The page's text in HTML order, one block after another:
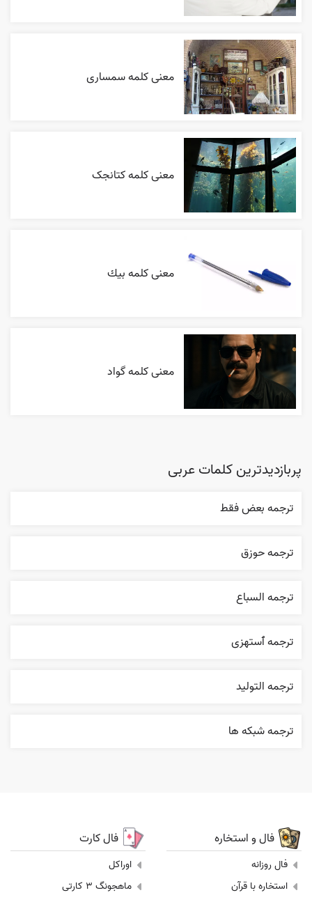
معنی کلمه سمساری
معنی کلمه کتانجک
معنی کلمه بيك
معنی کلمه گواد
پربازدیدترین کلمات عربی
ترجمه بعض فقط
ترجمه حوزق
ترجمه السباع
ترجمه ٱستهزی
ترجمه التوليد
ترجمه شبکه ها
فال و استخاره
فال روزانه
استخاره با قرآن
فال کارت
اوراکل
ماهجونگ 3 کارتی